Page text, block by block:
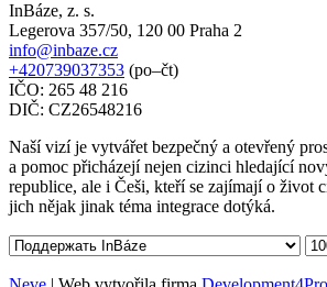
InBáze, z. s.
Legerova 357/50, 120 00 Praha 2
info@inbaze.cz
+420739037353 (po–čt)
IČO: 265 48 216
DIČ: CZ26548216
Naší vizí je vytvářet bezpečný a otevřený
a pomoc přicházejí nejen cizinci hledající
republice, ale i Češi, kteří se zajímají o život
jich nějak jinak téma integrace dotýká.